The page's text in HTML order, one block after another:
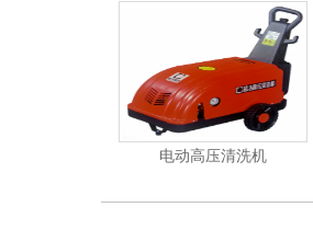
电动高压清洗机